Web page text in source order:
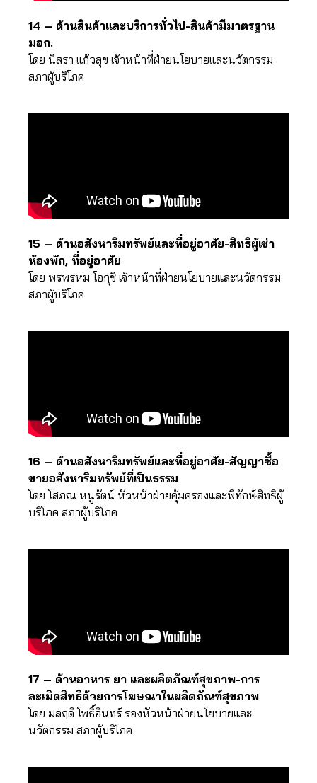
14 – ด้านสินค้าและบริการทั่วไป-สินค้ามีมาตรฐาน
มอก.
โดย นิสรา แก้วสุข เจ้าหน้าที่ฝ่ายนโยบายและนวัตกรรม
สภาผู้บริโภค
15 – ด้านอสังหาริมทรัพย์และที่อยู่อาศัย-สิทธิผู้เช่า
ห้องพัก, ที่อยู่อาศัย
โดย พรพรหม โอกุชิ เจ้าหน้าที่ฝ่ายนโยบายและนวัตกรรม
สภาผู้บริโภค
16 – ด้านอสังหาริมทรัพย์และที่อยู่อาศัย-สัญญาซื้อ
ขายอสังหาริมทรัพย์ที่เป็นธรรม
โดย โสภณ หนูรัตน์ หัวหน้าฝ่ายคุ้มครองและพิทักษ์สิทธิผู้
บริโภค สภาผู้บริโภค
17 – ด้านอาหาร ยา และผลิตภัณฑ์สุขภาพ-การ
ละเมิดสิทธิด้วยการโฆษณาในผลิตภัณฑ์สุขภาพ
โดย มลฤดี โพธิ์อินทร์ รองหัวหน้าฝ่ายนโยบายและ
นวัตกรรม สภาผู้บริโภค